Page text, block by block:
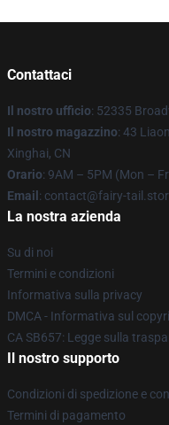
Contattaci
Il nostro ufficio: 52335
Il nostro magazzino: 43
Xinghai, CN
Orario: 9AM – 5PM (Mon –
Email : contact@fairy-
La nostra azienda
Su di noi
Termini e condizioni
Informativa sulla privacy
DMCA - Informativa sul
CA SB657: Legge sulla
Il nostro supporto
Condizioni di spedizione e
Termini di pagamento